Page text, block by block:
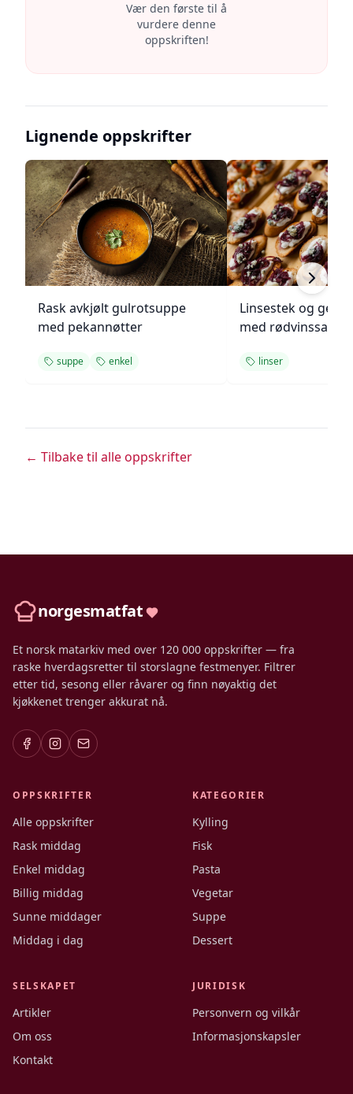
Vær den første til å
vurdere denne
oppskriften!
Lignende oppskrifter
Rask avkjølt gulrotsuppe
med pekannøtter
suppe enkel
Linsestek og
med rødvinssaus
linser
← Tilbake til alle oppskrifter
norgesmatfat
Et norsk matarkiv med over 120 000 oppskrifter — fra
raske hverdagsretter til storslagne festmenyer. Filtrer
etter tid, sesong eller råvarer og finn nøyaktig det
kjøkkenet trenger akkurat nå.
OPPSKRIFTER
Alle oppskrifter
Rask middag
Enkel middag
Billig middag
Sunne middager
Middag i dag
KATEGORIER
Kylling
Fisk
Pasta
Vegetar
Suppe
Dessert
SELSKAPET
Artikler
Om oss
Kontakt
JURIDISK
Personvern og vilkår
Informasjonskapsler